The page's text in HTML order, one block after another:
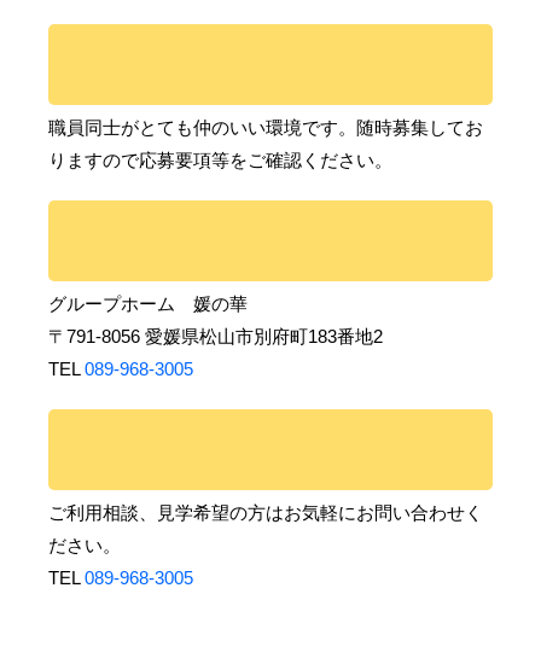
職員同士がとても仲のいい環境です。随時募集してお
りますので応募要項等をご確認ください。
グループホーム 媛の華
〒791-8056 愛媛県松山市別府町183番地2
TEL089-968-3005
ご利用相談、見学希望の方はお気軽にお問い合わせく
ださい。
TEL089-968-3005